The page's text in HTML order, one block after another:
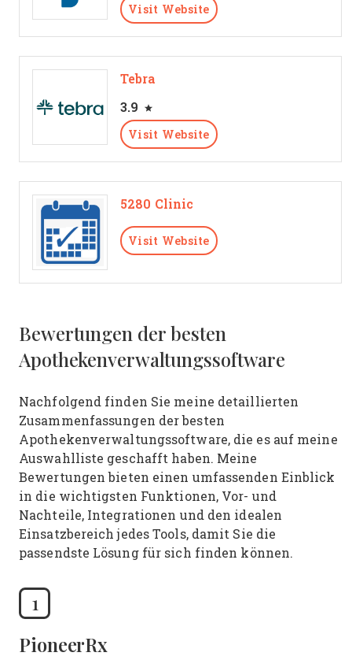
Visit Website
Tebra
3.9
Visit Website
5280 Clinic
Visit Website
Bewertungen der besten
Apothekenverwaltungssoftware
Nachfolgend finden Sie meine detaillierten
Zusammenfassungen der besten
Apothekenverwaltungssoftware, die es auf meine
Auswahlliste geschafft haben. Meine
Bewertungen bieten einen umfassenden Einblick
in die wichtigsten Funktionen, Vor- und
Nachteile, Integrationen und den idealen
Einsatzbereich jedes Tools, damit Sie die
passendste Lösung für sich finden können.
1
PioneerRx